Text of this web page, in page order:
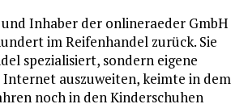
Inhaber der onlineraeder GmbH
im Reifenhandel zurück. Sie
spezialisiert, sondern eigene
auszuweiten, keimte in dem
noch in den Kinderschuhen